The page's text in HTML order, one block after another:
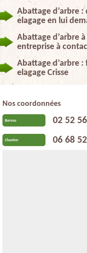
Abattage d’arbre :
elagage en lui
Abattage d’arbre
entreprise à
Abattage d’arbre :
elagage Crisse
Nos coordonnées
Bureau 02 52
Chantier 06 68